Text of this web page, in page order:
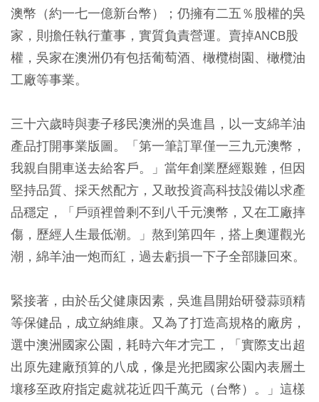
澳幣（約一七一億新台幣）；仍擁有二五％股權的吳
家，則擔任執行董事，實質負責營運。賣掉ANCB股
權，吳家在澳洲仍有包括葡萄酒、橄欖樹園、橄欖油
工廠等事業。
三十六歲時與妻子移民澳洲的吳進昌，以一支綿羊油
產品打開事業版圖。「第一筆訂單僅一三九元澳幣，
我親自開車送去給客戶。」當年創業歷經艱難，但因
堅持品質、採天然配方，又敢投資高科技設備以求產
品穩定，「戶頭裡曾剩不到八千元澳幣，又在工廠摔
傷，歷經人生最低潮。」熬到第四年，搭上奧運觀光
潮，綿羊油一炮而紅，過去虧損一下子全部賺回來。
緊接著，由於岳父健康因素，吳進昌開始研發蒜頭精
等保健品，成立納維康。又為了打造高規格的廠房，
選中澳洲國家公園，耗時六年才完工，「實際支出超
出原先建廠預算的八成，像是光把國家公園內表層土
壤移至政府指定處就花近四千萬元（台幣）。」這樣